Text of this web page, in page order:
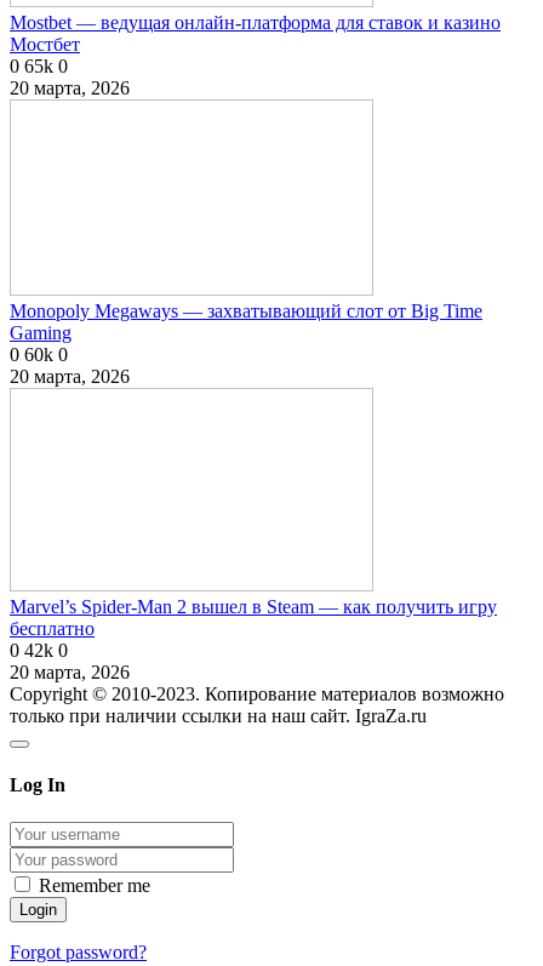
Mostbet — ведущая онлайн-платформа для ставок и казино
Мостбет
0 65k 0
20 марта, 2026
Monopoly Megaways — захватывающий слот от Big Time
Gaming
0 60k 0
20 марта, 2026
Marvel’s Spider-Man 2 вышел в Steam — как получить игру
бесплатно
0 42k 0
20 марта, 2026
Copyright © 2010-2023. Копирование материалов возможно
только при наличии ссылки на наш сайт. IgraZa.ru
Log In
Remember me
Forgot password?